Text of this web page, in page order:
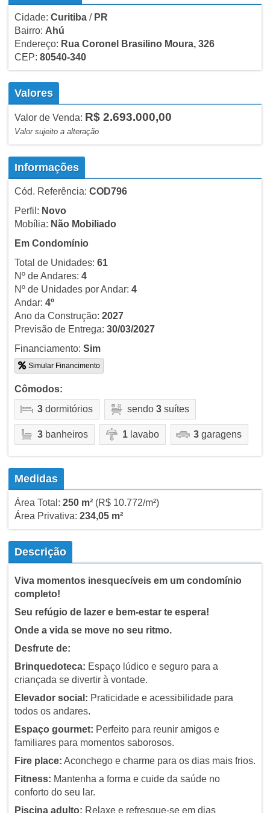
Cidade: Curitiba/ PR
Bairro: Ahú
Endereço: Rua Coronel Brasilino Moura, 326
CEP: 80540-340
Valores
Valor de Venda: R$ 2.693.000,00
Valor sujeito a alteração
Informações
Cód. Referência: COD796
Perfil: Novo
Mobília: Não Mobiliado
Em Condomínio
Total de Unidades: 61
Nº de Andares: 4
Nº de Unidades por Andar: 4
Andar: 4º
Ano da Construção: 2027
Previsão de Entrega: 30/03/2027
Financiamento: Sim
Simular Financimento
Cômodos:
3dormitórios sendo 3suítes
3banheiros 1lavabo 3garagens
Medidas
Área Total: 250 m²(R$ 10.772/m²)
Área Privativa: 234,05 m²
Descrição
Viva momentos inesquecíveis em um condomínio
completo!
Seu refúgio de lazer e bem-estar te espera!
Onde a vida se move no seu ritmo.
Desfrute de:
Brinquedoteca: Espaço lúdico e seguro para a
criançada se divertir à vontade.
Elevador social: Praticidade e acessibilidade para
todos os andares.
Espaço gourmet: Perfeito para reunir amigos e
familiares para momentos saborosos.
Fire place: Aconchego e charme para os dias mais frios.
Fitness: Mantenha a forma e cuide da saúde no
conforto do seu lar.
Piscina adulto: Relaxe e refresque-se em dias